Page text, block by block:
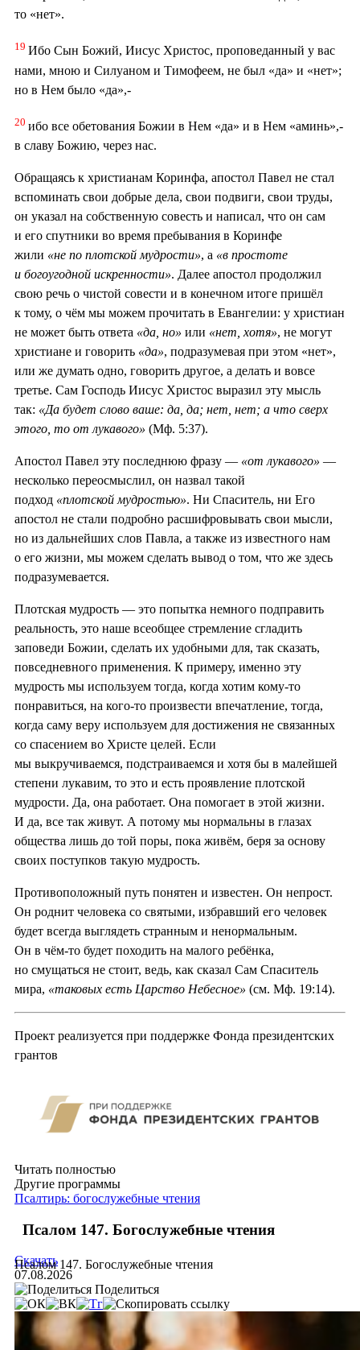
то «нет».
19 Ибо Сын Божий, Иисус Христос, проповеданный у вас
нами, мною и Силуаном и Тимофеем, не был «да» и «нет»;
но в Нем было «да»,-
20 ибо все обетования Божии в Нем «да» и в Нем «аминь»,-
в славу Божию, через нас.
Обращаясь к христианам Коринфа, апостол Павел не стал
вспоминать свои добрые дела, свои подвиги, свои труды,
он указал на собственную совесть и написал, что он сам
и его спутники во время пребывания в Коринфе
жили «не по плотской мудрости», а «в простоте
и богоугодной искренности». Далее апостол продолжил
свою речь о чистой совести и в конечном итоге пришёл
к тому, о чём мы можем прочитать в Евангелии: у христиан
не может быть ответа «да, но» или «нет, хотя», не могут
христиане и говорить «да», подразумевая при этом «нет»,
или же думать одно, говорить другое, а делать и вовсе
третье. Сам Господь Иисус Христос выразил эту мысль
так: «Да будет слово ваше: да, да; нет, нет; а что сверх
этого, то от лукавого» (Мф. 5:37).
Апостол Павел эту последнюю фразу — «от лукавого» —
несколько переосмыслил, он назвал такой
подход «плотской мудростью». Ни Спаситель, ни Его
апостол не стали подробно расшифровывать свои мысли,
но из дальнейших слов Павла, а также из известного нам
о его жизни, мы можем сделать вывод о том, что же здесь
подразумевается.
Плотская мудрость — это попытка немного подправить
реальность, это наше всеобщее стремление сгладить
заповеди Божии, сделать их удобными для, так сказать,
повседневного применения. К примеру, именно эту
мудрость мы используем тогда, когда хотим кому-то
понравиться, на кого-то произвести впечатление, тогда,
когда саму веру используем для достижения не связанных
со спасением во Христе целей. Если
мы выкручиваемся, подстраиваемся и хотя бы в малейшей
степени лукавим, то это и есть проявление плотской
мудрости. Да, она работает. Она помогает в этой жизни.
И да, все так живут. А потому мы нормальны в глазах
общества лишь до той поры, пока живём, беря за основу
своих поступков такую мудрость.
Противоположный путь понятен и известен. Он непрост.
Он роднит человека со святыми, избравший его человек
будет всегда выглядеть странным и ненормальным.
Он в чём-то будет походить на малого ребёнка,
но смущаться не стоит, ведь, как сказал Сам Спаситель
мира, «таковых есть Царство Небесное» (см. Мф. 19:14).
Проект реализуется при поддержке Фонда президентских
грантов
Читать полностью
Другие программы
Псалтирь: богослужебные чтения
Псалом 147. Богослужебные чтения
Псалом 147. Богослужебные чтения
Скачать
07.08.2026
Поделиться